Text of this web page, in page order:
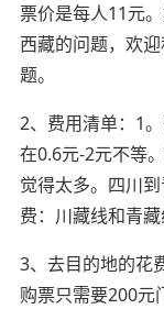
票价是每人11元
西藏的问题，欢
题。
2、费用清单：1
在0.6元-2元不等
觉得太多。四川
费：川藏线和青藏
3、去目的地的花
购票只需要200元